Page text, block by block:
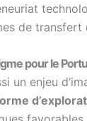
de
pour le
un enjeu